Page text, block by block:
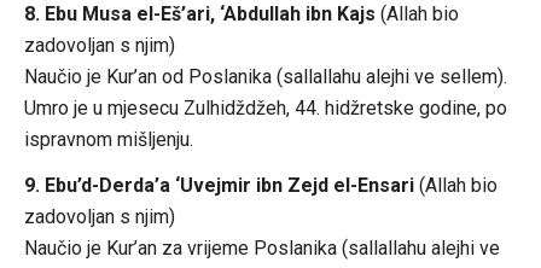
8. Ebu Musa el-Eš’ari, ‘Abdullah ibn Kajs (Allah bio
zadovoljan s njim)
Naučio je Kur’an od Poslanika (sallallahu alejhi ve sellem).
Umro je u mjesecu Zulhidždžeh, 44. hidžretske godine, po
ispravnom mišljenju.
9. Ebu’d-Derda’a ‘Uvejmir ibn Zejd el-Ensari(Allah bio
zadovoljan s njim)
Naučio je Kur’an za vrijeme Poslanika (sallallahu alejhi ve